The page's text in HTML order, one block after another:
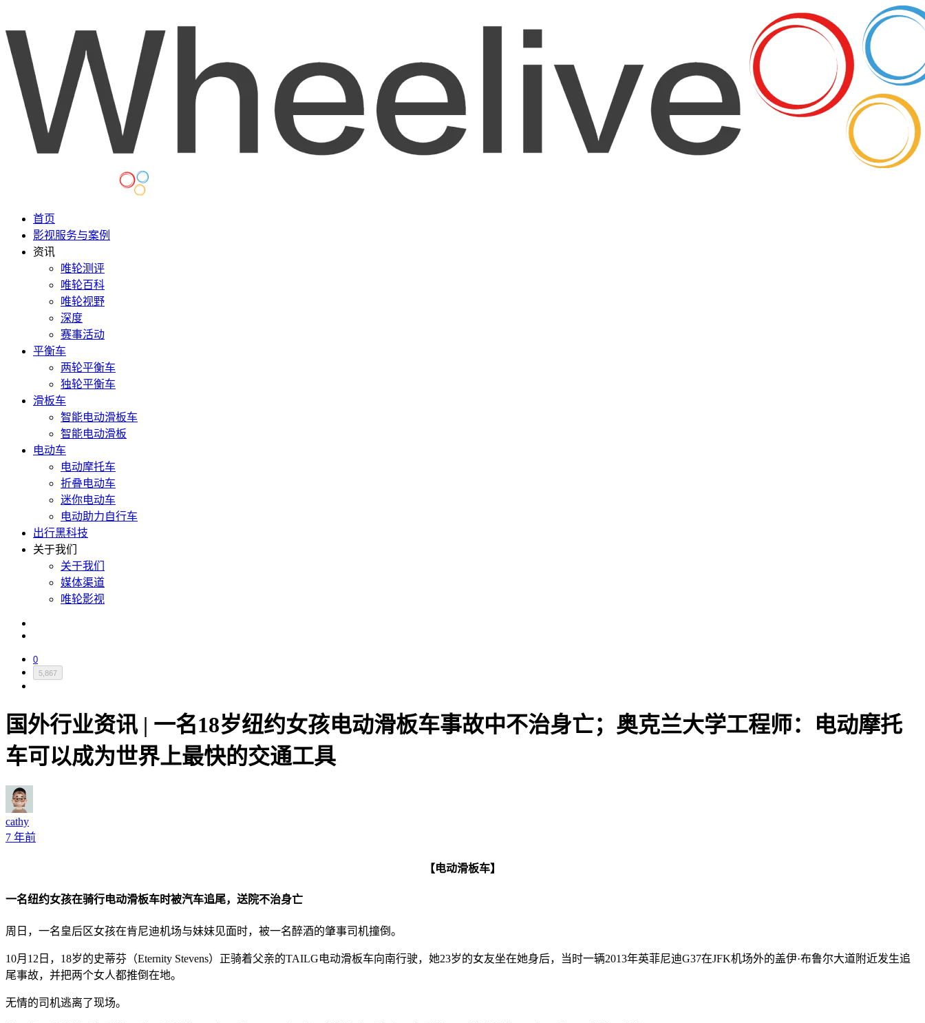
首页
影视服务与案例
资讯
唯轮测评
唯轮百科
唯轮视野
深度
赛事活动
平衡车
两轮平衡车
独轮平衡车
滑板车
智能电动滑板车
智能电动滑板
电动车
电动摩托车
折叠电动车
迷你电动车
电动助力自行车
出行黑科技
关于我们
关于我们
媒体渠道
唯轮影视
0
5,867
国外行业资讯 | 一名18岁纽约女孩电动滑板车事故中不治身亡；奥克兰大学工程师：电动摩托
车可以成为世界上最快的交通工具
cathy
7 年前
【电动滑板车】
一名纽约女孩在骑行电动滑板车时被汽车追尾，送院不治身亡
周日，一名皇后区女孩在肯尼迪机场与妹妹见面时，被一名醉酒的肇事司机撞倒。
10月12日，18岁的史蒂芬（Eternity Stevens）正骑着父亲的TAILG电动滑板车向南行驶，她23岁的女友坐在她身后，当时一辆2013年英菲尼迪G37在JFK机场外的盖伊·布鲁尔大道附近发生追
尾事故，并把两个女人都推倒在地。
无情的司机逃离了现场。